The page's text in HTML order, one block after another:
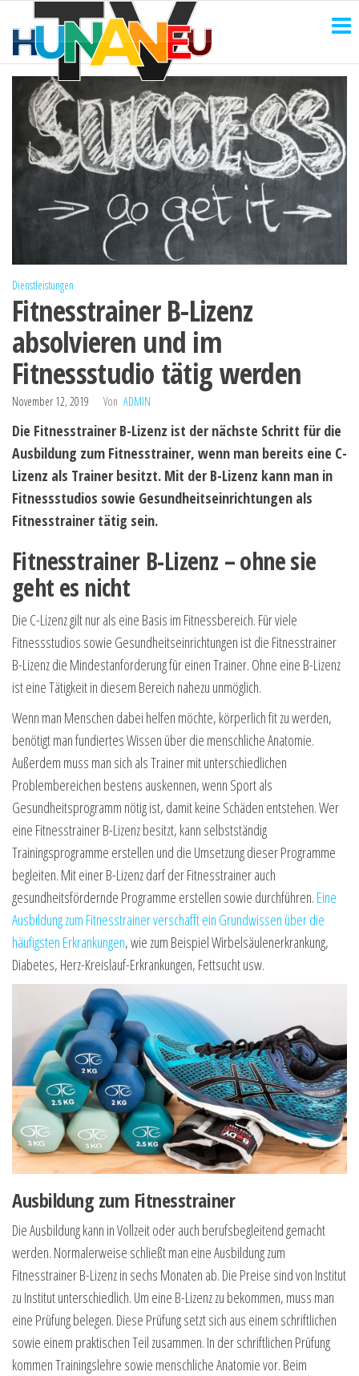
Inhalt
springen
Dienstleistungen
Fitnesstrainer B-Lizenz
absolvieren und im
Fitnessstudio tätig werden
November 12, 2019 Von ADMIN
Die Fitnesstrainer B-Lizenz ist der nächste Schritt für die
Ausbildung zum Fitnesstrainer, wenn man bereits eine C-
Lizenz als Trainer besitzt. Mit der B-Lizenz kann man in
Fitnessstudios sowie Gesundheitseinrichtungen als
Fitnesstrainer tätig sein.
Fitnesstrainer B-Lizenz – ohne sie
geht es nicht
Die C-Lizenz gilt nur als eine Basis im Fitnessbereich. Für viele
Fitnessstudios sowie Gesundheitseinrichtungen ist die Fitnesstrainer
B-Lizenz die Mindestanforderung für einen Trainer. Ohne eine B-Lizenz
ist eine Tätigkeit in diesem Bereich nahezu unmöglich.
Wenn man Menschen dabei helfen möchte, körperlich fit zu werden,
benötigt man fundiertes Wissen über die menschliche Anatomie.
Außerdem muss man sich als Trainer mit unterschiedlichen
Problembereichen bestens auskennen, wenn Sport als
Gesundheitsprogramm nötig ist, damit keine Schäden entstehen. Wer
eine Fitnesstrainer B-Lizenz besitzt, kann selbstständig
Trainingsprogramme erstellen und die Umsetzung dieser Programme
begleiten. Mit einer B-Lizenz darf der Fitnesstrainer auch
gesundheitsfördernde Programme erstellen sowie durchführen. Eine
Ausbildung zum Fitnesstrainer verschafft ein Grundwissen über die
häufigsten Erkrankungen, wie zum Beispiel Wirbelsäulenerkrankung,
Diabetes, Herz-Kreislauf-Erkrankungen, Fettsucht usw.
Ausbildung zum Fitnesstrainer
Die Ausbildung kann in Vollzeit oder auch berufsbegleitend gemacht
werden. Normalerweise schließt man eine Ausbildung zum
Fitnesstrainer B-Lizenz in sechs Monaten ab. Die Preise sind von Institut
zu Institut unterschiedlich. Um eine B-Lizenz zu bekommen, muss man
eine Prüfung belegen. Diese Prüfung setzt sich aus einem schriftlichen
sowie einem praktischen Teil zusammen. In der schriftlichen Prüfung
kommen Trainingslehre sowie menschliche Anatomie vor. Beim